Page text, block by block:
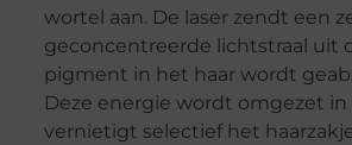
wortel aan. De laser zendt een
geconcentreerde lichtstraal uit
pigment in het haar wordt
Deze energie wordt omgezet
vernietigt selectief het